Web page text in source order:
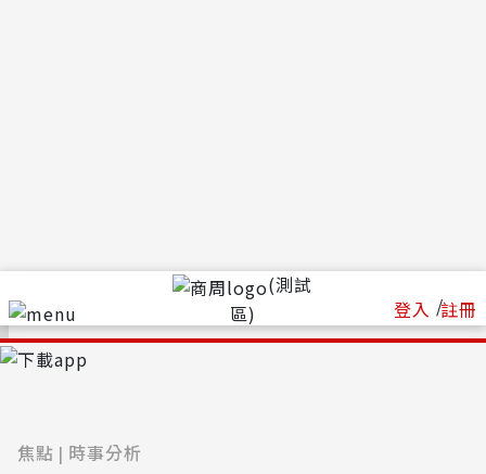
(測試
區)
登入 /註冊
焦點 | 時事分析